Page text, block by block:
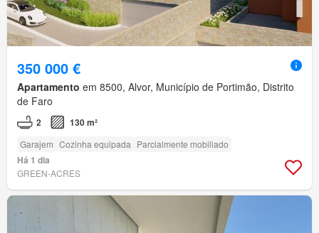
350 000 €
Apartamento em 8500, Alvor, Município de Portimão, Distrito
de Faro
2 130 m²
Garajem Cozinha equipada Parcialmente mobiliado
Há 1 dia
GREEN-ACRES